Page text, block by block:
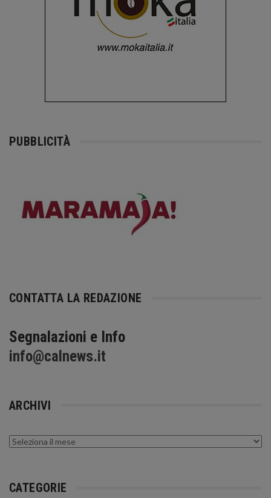
PUBBLICITÀ
CONTATTA LA REDAZIONE
Segnalazioni e Info
info@calnews.it
ARCHIVI
Archivi
CATEGORIE